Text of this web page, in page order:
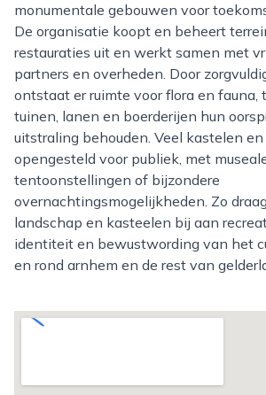
monumentale gebouwen voor
De organisatie koopt en beheert
restauraties uit en werkt samen met
partners en overheden. Door
ontstaat er ruimte voor flora en fauna,
tuinen, lanen en boerderijen hun
uitstraling behouden. Veel kastelen
opengesteld voor publiek, met
tentoonstellingen of bijzondere
overnachtingsmogelijkheden. Zo
landschap en kasteelen bij aan
identiteit en bewustwording van het
en rond arnhem en de rest van